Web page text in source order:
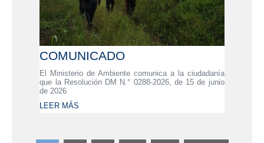
COMUNICADO
El Ministerio de Ambiente comunica a la ciudadanía
que la Resolución DM N.° 0288-2026, de 15 de junio
de 2026
LEER MÁS